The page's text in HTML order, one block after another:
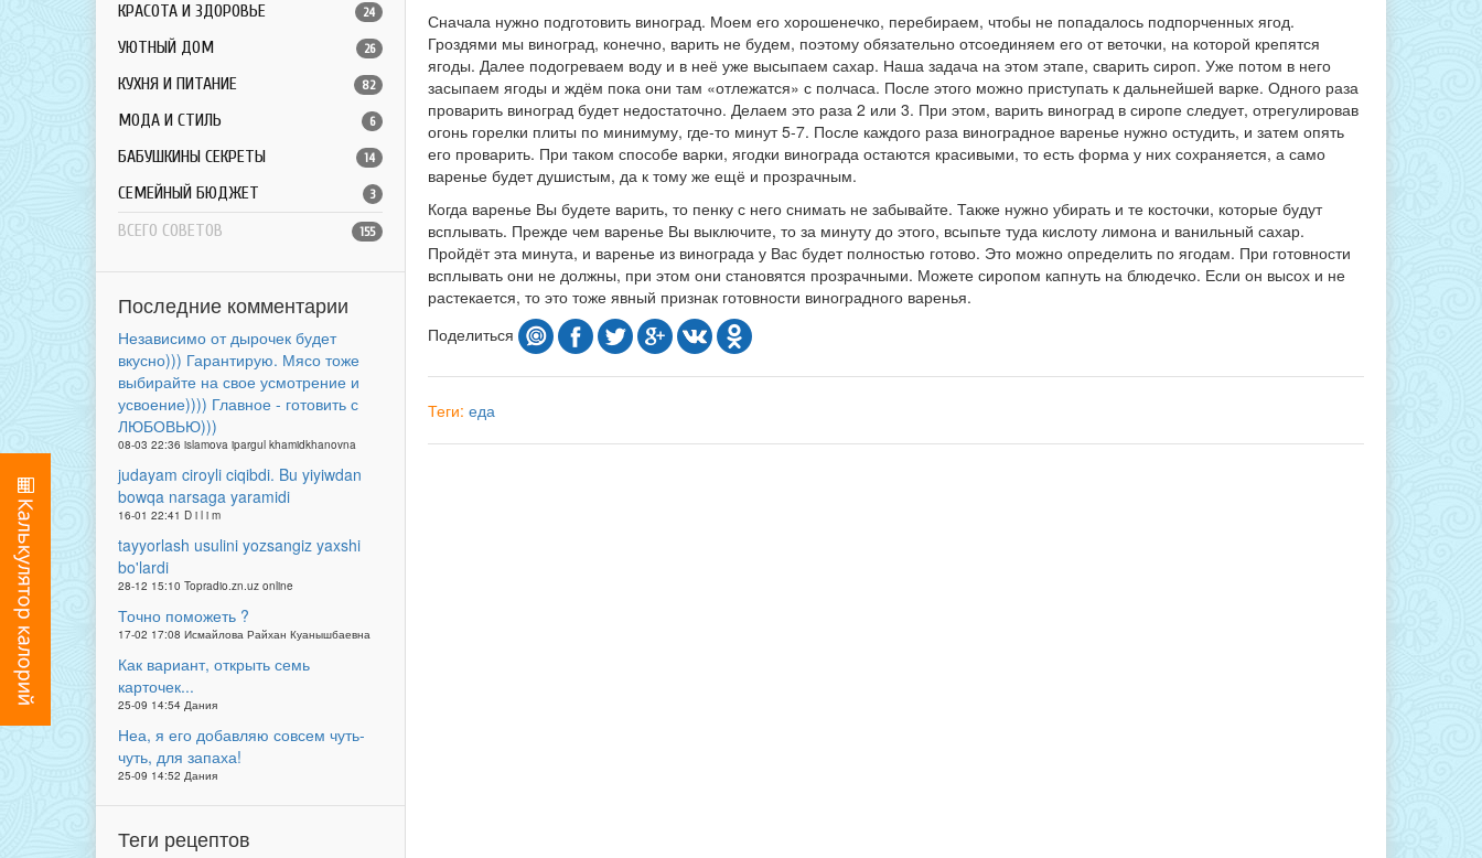
КРАСОТА И ЗДОРОВЬЕ 24
УЮТНЫЙ ДОМ 26
КУХНЯ И ПИТАНИЕ 82
МОДА И СТИЛЬ 6
БАБУШКИНЫ СЕКРЕТЫ 14
СЕМЕЙНЫЙ БЮДЖЕТ 3
ВСЕГО СОВЕТОВ 155
Последние комментарии
Независимо от дырочек будет
вкусно))) Гарантирую. Мясо тоже
выбирайте на свое усмотрение и
усвоение)))) Главное - готовить с
ЛЮБОВЬЮ)))
08-03 22:36 islamova ipargul khamidkhanovna
judayam ciroyli ciqibdi. Bu yiyiwdan
bowqa narsaga yaramidi
16-01 22:41 D i l i m
tayyorlash usulini yozsangiz yaxshi
bo'lardi
28-12 15:10 Topradio.zn.uz online
Точно поможеть ?
17-02 17:08 Исмайлова Райхан Куанышбаевна
Как вариант, открыть семь
карточек...
25-09 14:54 Дания
Неа, я его добавляю совсем чуть-
чуть, для запаха!
25-09 14:52 Дания
Теги рецептов
Сначала нужно подготовить виноград. Моем его хорошенечко, перебираем, чтобы не попадалось подпорченных ягод.
Гроздями мы виноград, конечно, варить не будем, поэтому обязательно отсоединяем его от веточки, на которой крепятся
ягоды. Далее подогреваем воду и в неё уже высыпаем сахар. Наша задача на этом этапе, сварить сироп. Уже потом в него
засыпаем ягоды и ждём пока они там «отлежатся» с полчаса. После этого можно приступать к дальнейшей варке. Одного раза
проварить виноград будет недостаточно. Делаем это раза 2 или 3. При этом, варить виноград в сиропе следует, отрегулировав
огонь горелки плиты по минимуму, где-то минут 5-7. После каждого раза виноградное варенье нужно остудить, и затем опять
его проварить. При таком способе варки, ягодки винограда остаются красивыми, то есть форма у них сохраняется, а само
варенье будет душистым, да к тому же ещё и прозрачным.
Когда варенье Вы будете варить, то пенку с него снимать не забывайте. Также нужно убирать и те косточки, которые будут
всплывать. Прежде чем варенье Вы выключите, то за минуту до этого, всыпьте туда кислоту лимона и ванильный сахар.
Пройдёт эта минута, и варенье из винограда у Вас будет полностью готово. Это можно определить по ягодам. При готовности
всплывать они не должны, при этом они становятся прозрачными. Можете сиропом капнуть на блюдечко. Если он высох и не
растекается, то это тоже явный признак готовности виноградного варенья.
Поделиться
Теги: еда